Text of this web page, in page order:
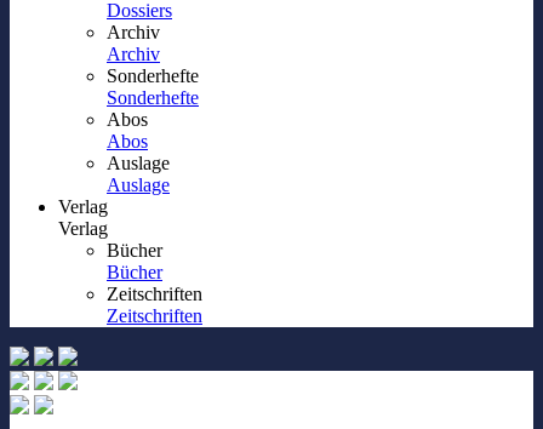
Dossiers
Archiv
Archiv
Sonderhefte
Sonderhefte
Abos
Abos
Auslage
Auslage
Verlag
Verlag
Bücher
Bücher
Zeitschriften
Zeitschriften